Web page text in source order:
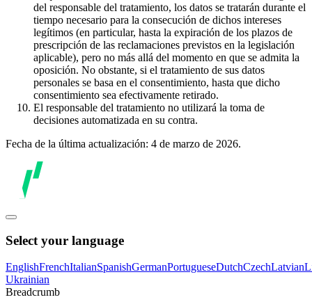
del responsable del tratamiento, los datos se tratarán durante el
tiempo necesario para la consecución de dichos intereses
legítimos (en particular, hasta la expiración de los plazos de
prescripción de las reclamaciones previstos en la legislación
aplicable), pero no más allá del momento en que se admita la
oposición. No obstante, si el tratamiento de sus datos
personales se basa en el consentimiento, hasta que dicho
consentimiento sea efectivamente retirado.
El responsable del tratamiento no utilizará la toma de
decisiones automatizada en su contra.
Fecha de la última actualización: 4 de marzo de 2026.
Select your language
EnglishFrenchItalianSpanishGermanPortugueseDutchCzechLatvian
Ukrainian
Breadcrumb